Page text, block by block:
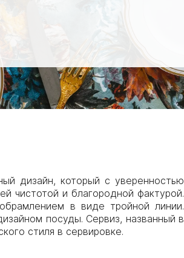
дизайн, который с уверенностью
чистотой и благородной фактурой.
в виде тройной линии.
посуды. Сервиз, названный в
стиля в сервировке.